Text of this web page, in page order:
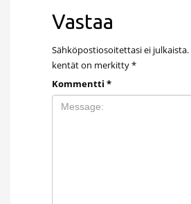
Vastaa
Sähköpostiosoitettasi ei julkaista.
kentät on merkitty*
Kommentti *